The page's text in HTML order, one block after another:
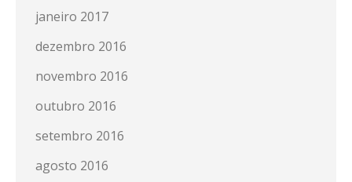
janeiro 2017
dezembro 2016
novembro 2016
outubro 2016
setembro 2016
agosto 2016